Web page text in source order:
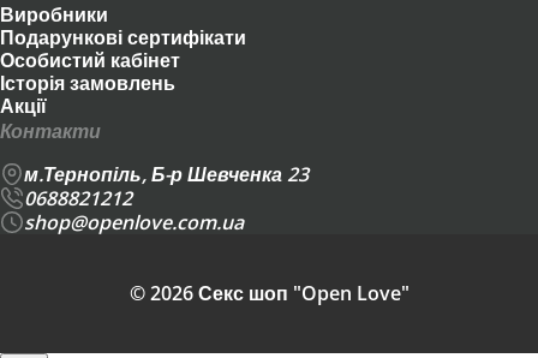
Виробники
Подарункові сертифікати
Особистий кабінет
Історія замовлень
Акції
Контакти
м.Тернопіль, Б-р Шевченка 23
0688821212
shop@openlove.com.ua
© 2026 Секс шоп "Open Love"